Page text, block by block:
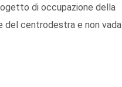
di occupazione della
del centrodestra e non vada